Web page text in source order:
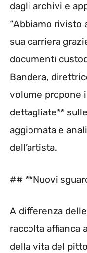
dagli archivi e
“Abbiamo rivisto
sua carriera
documenti
Bandera,
volume propone
dettagliate**
aggiornata e
dell’artista.
## **Nuovi
A differenza
raccolta affianca
della vita del